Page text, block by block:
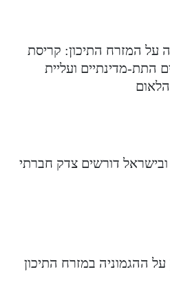
על המזרח התיכון: קריסת
התת-מדינתיים ועליית
ובישראל דורשים צדק חברתי
ההגמוניה במזרח התיכון